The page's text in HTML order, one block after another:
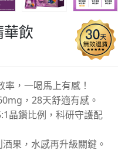
飲
，一喝馬上有感！
，28天舒適有感。
晶鑽比例，科研守護配
果，水感再升級關鍵。